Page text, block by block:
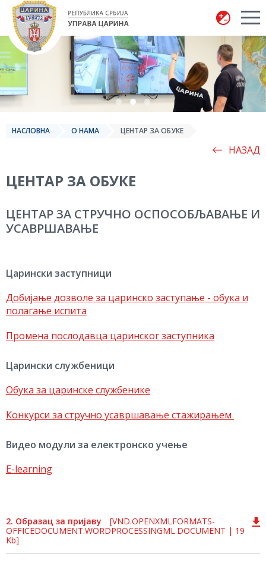
Управа царина
НАСЛОВНА О НАМА ЦЕНТАР ЗА ОБУКЕ
НАЗАД
ЦЕНТАР ЗА ОБУКЕ
ЦЕНТАР ЗА СТРУЧНО ОСПОСОБЉАВАЊЕ И
УСАВРШАВАЊЕ
Царински заступници
Добијање дозволе за царинско заступање - обука и
полагање испита
Промена послодавца царинског заступника
Царински службеници
Обука за царинске службенике
Конкурси за стручно усавршавање стажирањем
Видео модули за електронско учење
E-learning
2. Образац за пријаву
[VND.OPENXMLFORMATS-
OFFICEDOCUMENT.WORDPROCESSINGML.DOCUMENT | 19
Kb]